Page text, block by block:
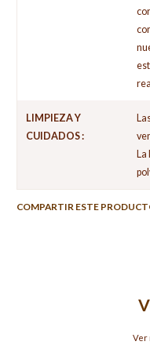
LIMPIEZA Y
CUIDADOS :
La
COMPARTIR ESTE
Ver